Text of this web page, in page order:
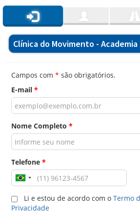
Clínica do Movimento - Academia
Campos com * são obrigatórios.
E-mail *
Nome Completo *
Telefone *
Li e estou de acordo com o Termo
Privacidade